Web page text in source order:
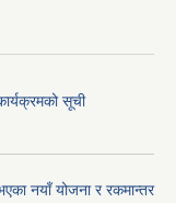
सूची
नयाँ योजना र रकमान्तर